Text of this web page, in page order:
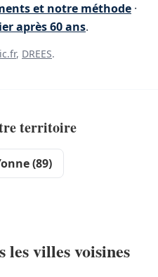
et notre méthode ·
après 60 ans.
, DREES.
territoire
(89)
villes voisines